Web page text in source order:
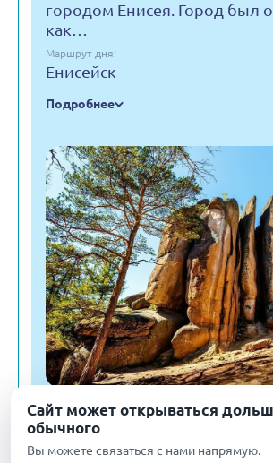
городом Енисея. Город был
как…
Маршрут дня:
Енисейск
Подробнее
Сайт может открываться
обычного
Вы можете связаться с нами напрямую.